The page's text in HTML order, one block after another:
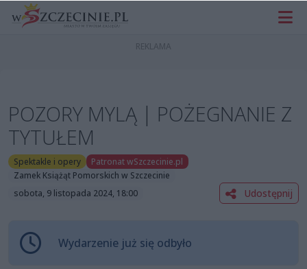
POZORY MYLĄ | POŻEGNANIE Z
TYTUŁEM
Spektakle i opery
Patronat wSzczecinie.pl
Zamek Książąt Pomorskich w Szczecinie
sobota, 9 listopada 2024, 18:00
Udostępnij
Wydarzenie już się odbyło